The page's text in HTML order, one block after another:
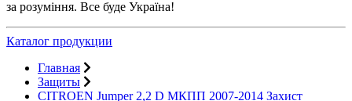
за розуміння. Все буде Україна!
Каталог продукции
Главная
Защиты
CITROEN Jumper 2,2 D МКПП 2007-2014 Захист